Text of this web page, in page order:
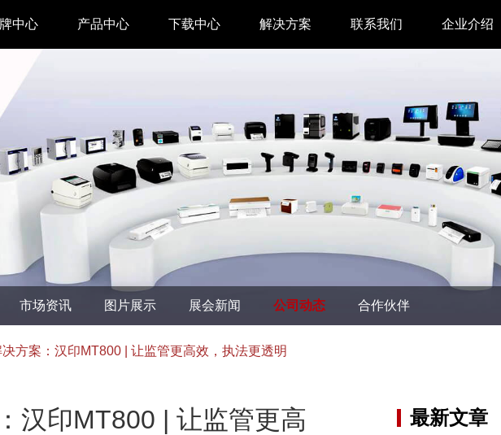
中心 产品中心 下载中心
汉印管家
工具下载
汉码标签软件
解决方案
即时零售
仓储物流
增材制造
TTO热转印打码机
联系我们
业务合作
回收再利用服务
问题反馈&建议
企业介绍
关于我们
图片展示
合作伙伴
汉印人文
公司动态
3D打印
市场资讯 图片展示 展会新闻 公司动态 合作伙伴
方案：汉印MT800 | 让监管更高效，执法更透明
汉印MT800 | 让监管更高
最新文章